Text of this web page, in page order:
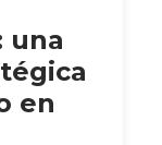
una
en